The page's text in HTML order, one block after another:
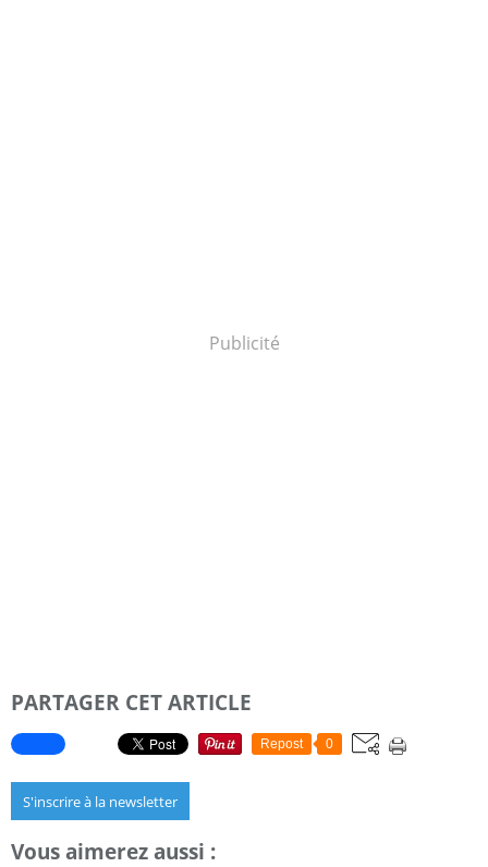
Publicité
PARTAGER CET ARTICLE
Repost 0
S'inscrire à la newsletter
Vous aimerez aussi :